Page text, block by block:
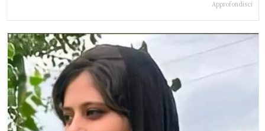
Approfondisci